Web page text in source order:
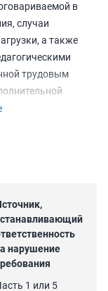
в
случаи
а также
трудовым
органом
функции по
общего
работников с
нарушение
1 или 5